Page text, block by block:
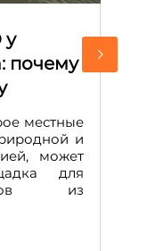
у
почему
местные
и
может
для
из